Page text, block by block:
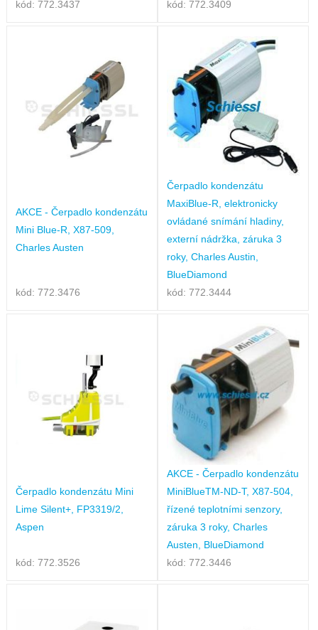
kód: 772.3437
kód: 772.3409
AKCE - Čerpadlo kondenzátu
Mini Blue-R, X87-509,
Charles Austen
kód: 772.3476
Čerpadlo kondenzátu
MaxiBlue-R, elektronicky
ovládané snímání hladiny,
externí nádržka, záruka 3
roky, Charles Austin,
BlueDiamond
kód: 772.3444
Čerpadlo kondenzátu Mini
Lime Silent+, FP3319/2,
Aspen
kód: 772.3526
AKCE - Čerpadlo kondenzátu
MiniBlueTM-ND-T, X87-504,
řízené teplotními senzory,
záruka 3 roky, Charles
Austen, BlueDiamond
kód: 772.3446